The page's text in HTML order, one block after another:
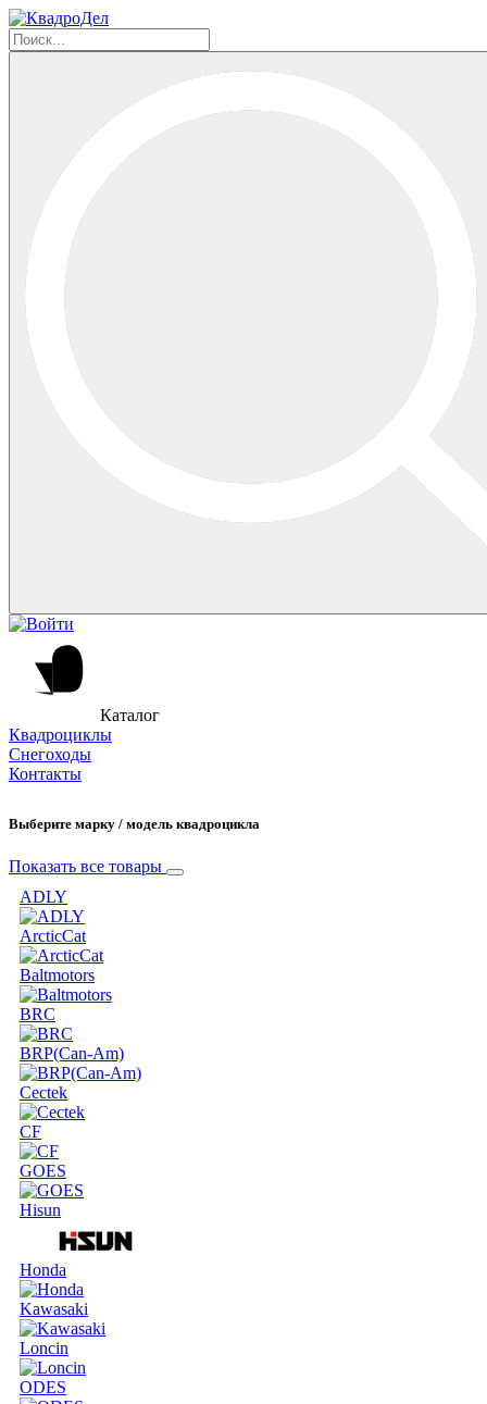
Каталог
Квадроциклы
Снегоходы
Контакты
Выберите марку / модель квадроцикла
Показать все товары
ADLY
ArcticCat
Baltmotors
BRC
BRP(Can-Am)
Cectek
CF
GOES
Hisun
Honda
Kawasaki
Loncin
ODES